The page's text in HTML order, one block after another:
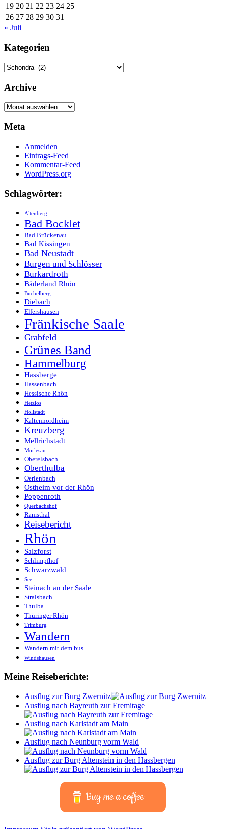
19 20 21 22 23 24 25
26 27 28 29 30 31
« Juli
Kategorien
Kategorien
Archive
Archive
Meta
Anmelden
Eintrags-Feed
Kommentar-Feed
WordPress.org
Schlagwörter:
Altenberg
Bad Bocklet
Bad Brückenau
Bad Kissingen
Bad Neustadt
Burgen und Schlösser
Burkardroth
Bäderland Rhön
Büchelberg
Diebach
Elfershausen
Fränkische Saale
Grabfeld
Grünes Band
Hammelburg
Hassberge
Hassenbach
Hessische Rhön
Hetzlos
Hollstadt
Kaltennordheim
Kreuzberg
Mellrichstadt
Morlesau
Oberelsbach
Oberthulba
Oerlenbach
Ostheim vor der Rhön
Poppenroth
Querbachshof
Ramsthal
Reisebericht
Rhön
Salzforst
Schlimpfhof
Schwarzwald
See
Steinach an der Saale
Stralsbach
Thulba
Thüringer Rhön
Trimburg
Wandern
Wandern mit dem bus
Windshausen
Meine Reiseberichte:
Ausflug zur Burg Zwernitz
Ausflug nach Bayreuth zur Eremitage
Ausflug nach Karlstadt am Main
Ausflug nach Neunburg vorm Wald
Ausflug zur Burg Altenstein in den Hassbergen
Buy me a coffee